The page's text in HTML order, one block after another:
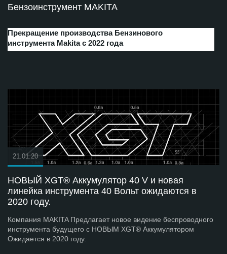
Бензоинструмент MAKITA
Прекращение производства Бензинового
инструмента Makita с 2022 года
21.01.20
НОВЫЙ XGT® Аккумулятор 40 V и новая
линейка инструмента 40 Вольт ожидаются в
2020 году.
Компания MAKITA Предлагает новое видение беспроводного
инструмента будущего с НОВЫМ XGT® Аккумулятором
Ожидается в 2020 году.